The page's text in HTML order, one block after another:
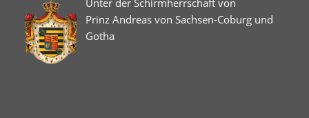
Prinz Andreas von Sachsen-Coburg und
Gotha